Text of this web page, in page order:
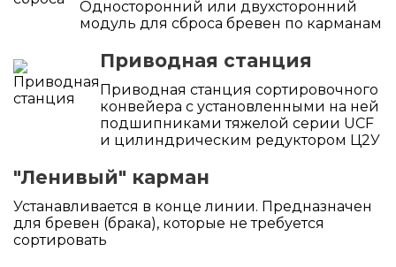
Односторонний или двухсторонний
модуль для сброса бревен по карманам
Приводная станция
Приводная станция сортировочного
конвейера с установленными на ней
подшипниками тяжелой серии UCF
и цилиндрическим редуктором Ц2У
"Ленивый" карман
Устанавливается в конце линии. Предназначен
для бревен (брака), которые не требуется
сортировать